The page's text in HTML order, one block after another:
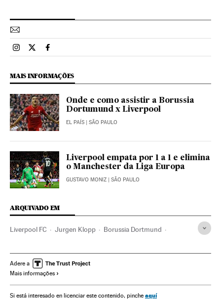
Esportes El País Brasil en Instagram
Esportes El País Brasil en Twitter
Esportes El País Brasil en Facebook
MAIS INFORMAÇÕES
Onde e como assistir a Borussia
Dortumund x Liverpool
EL PAÍS | SÃO PAULO
Liverpool empata por 1 a 1 e elimina
o Manchester da Liga Europa
GUSTAVO MONIZ | SÃO PAULO
ARQUIVADO EM
Liverpool FC Jurgen Klopp Borussia Dortmund
Meios comunicação Comunicação
Europa League 2015/2016
Competições Esportes
Adere a
Mais informações
Si está interesado en licenciar este contenido, pinche aquí